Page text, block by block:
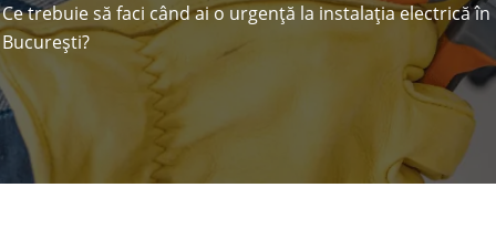
Ce trebuie să faci când ai o urgență la instalația electrică în
București?